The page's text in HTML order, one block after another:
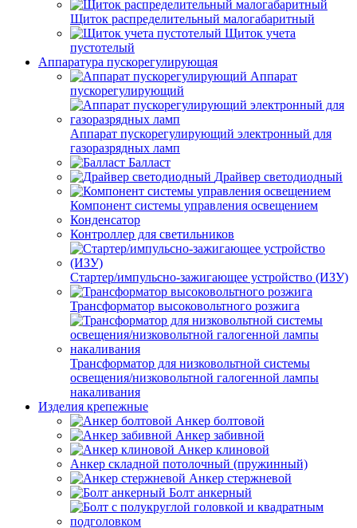
Щиток распределительный малогабаритный
Щиток учета
пустотелый
Аппаратура пускорегулирующая
Аппарат
пускорегулирующий
Аппарат пускорегулирующий электронный для
газоразрядных ламп
Балласт
Драйвер светодиодный
Компонент системы управления освещением
Конденсатор
Контроллер для светильников
Стартер/импульсно-зажигающее устройство (ИЗУ)
Трансформатор высоковольтного розжига
Трансформатор для низковольтной системы
освещения/низковольтной галогенной лампы
накаливания
Изделия крепежные
Анкер болтовой
Анкер забивной
Анкер клиновой
Анкер складной потолочный (пружинный)
Анкер стержневой
Болт анкерный